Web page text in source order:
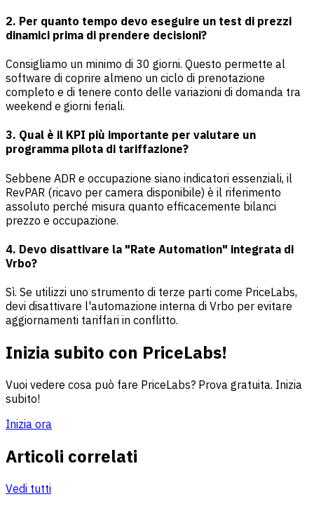
2. Per quanto tempo devo eseguire un test di prezzi
dinamici prima di prendere decisioni?
Consigliamo un minimo di 30 giorni. Questo permette al
software di coprire almeno un ciclo di prenotazione
completo e di tenere conto delle variazioni di domanda tra
weekend e giorni feriali.
3. Qual è il KPI più importante per valutare un
programma pilota di tariffazione?
Sebbene ADR e occupazione siano indicatori essenziali, il
RevPAR (ricavo per camera disponibile) è il riferimento
assoluto perché misura quanto efficacemente bilanci
prezzo e occupazione.
4. Devo disattivare la "Rate Automation" integrata di
Vrbo?
Sì. Se utilizzi uno strumento di terze parti come PriceLabs,
devi disattivare l'automazione interna di Vrbo per evitare
aggiornamenti tariffari in conflitto.
Inizia subito con PriceLabs!
Vuoi vedere cosa può fare PriceLabs? Prova gratuita. Inizia
subito!
Inizia ora
Articoli correlati
Vedi tutti